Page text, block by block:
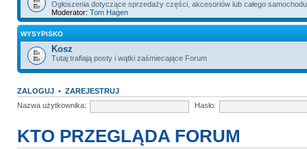
Ogłoszenia dotyczące sprzedaży części, akcesoriów lub całego
Moderator: Tom Hagen
WYSYPISKO
Kosz
Tutaj trafiają posty i wątki zaśmiecające Forum
ZALOGUJ• ZAREJESTRUJ
Nazwa użytkownika:
Hasło:
KTO PRZEGLĄDA FORUM